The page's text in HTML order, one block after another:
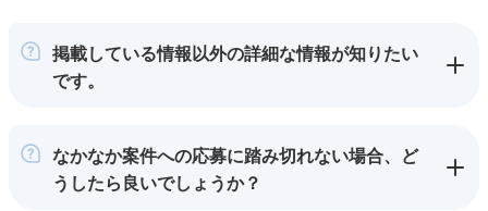
掲載している情報以外の詳細な情報が知りたい
です。
なかなか案件への応募に踏み切れない場合、ど
うしたら良いでしょうか？